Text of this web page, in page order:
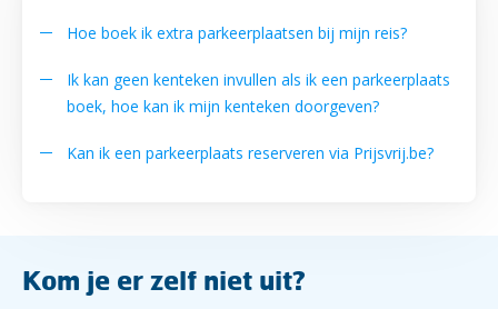
Hoe boek ik extra parkeerplaatsen bij mijn reis?
Ik kan geen kenteken invullen als ik een parkeerplaats
boek, hoe kan ik mijn kenteken doorgeven?
Kan ik een parkeerplaats reserveren via Prijsvrij.be?
Kom je er zelf niet uit?